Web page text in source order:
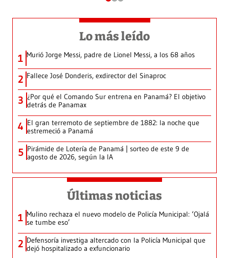
Lo más leído
1 Murió Jorge Messi, padre de Lionel Messi, a los 68 años
2 Fallece José Donderis, exdirector del Sinaproc
3 ¿Por qué el Comando Sur entrena en Panamá? El objetivo
detrás de Panamax
4 El gran terremoto de septiembre de 1882: la noche que
estremeció a Panamá
5 Pirámide de Lotería de Panamá | sorteo de este 9 de
agosto de 2026, según la IA
Últimas noticias
1 Mulino rechaza el nuevo modelo de Policía Municipal: ‘Ojalá
se tumbe eso’
2 Defensoría investiga altercado con la Policía Municipal que
dejó hospitalizado a exfuncionario